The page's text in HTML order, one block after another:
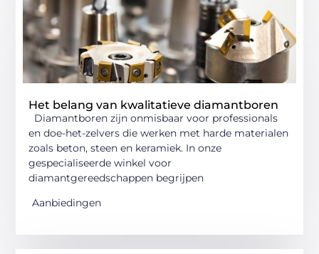
Het belang van kwalitatieve diamantboren
Diamantboren zijn onmisbaar voor professionals
en doe-het-zelvers die werken met harde materialen
zoals beton, steen en keramiek. In onze
gespecialiseerde winkel voor
diamantgereedschappen begrijpen
Aanbiedingen